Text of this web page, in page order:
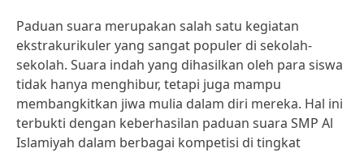
Paduan suara merupakan salah satu kegiatan
ekstrakurikuler yang sangat populer di sekolah-
sekolah. Suara indah yang dihasilkan oleh para siswa
tidak hanya menghibur, tetapi juga mampu
membangkitkan jiwa mulia dalam diri mereka. Hal ini
terbukti dengan keberhasilan paduan suara SMP Al
Islamiyah dalam berbagai kompetisi di tingkat